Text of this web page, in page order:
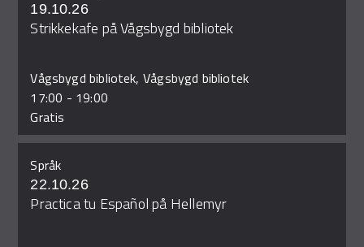
19.10.26
Strikkekafe på Vågsbygd bibliotek
Vågsbygd bibliotek, Vågsbygd bibliotek
17:00 - 19:00
Gratis
Språk
22.10.26
Practica tu Español på Hellemyr